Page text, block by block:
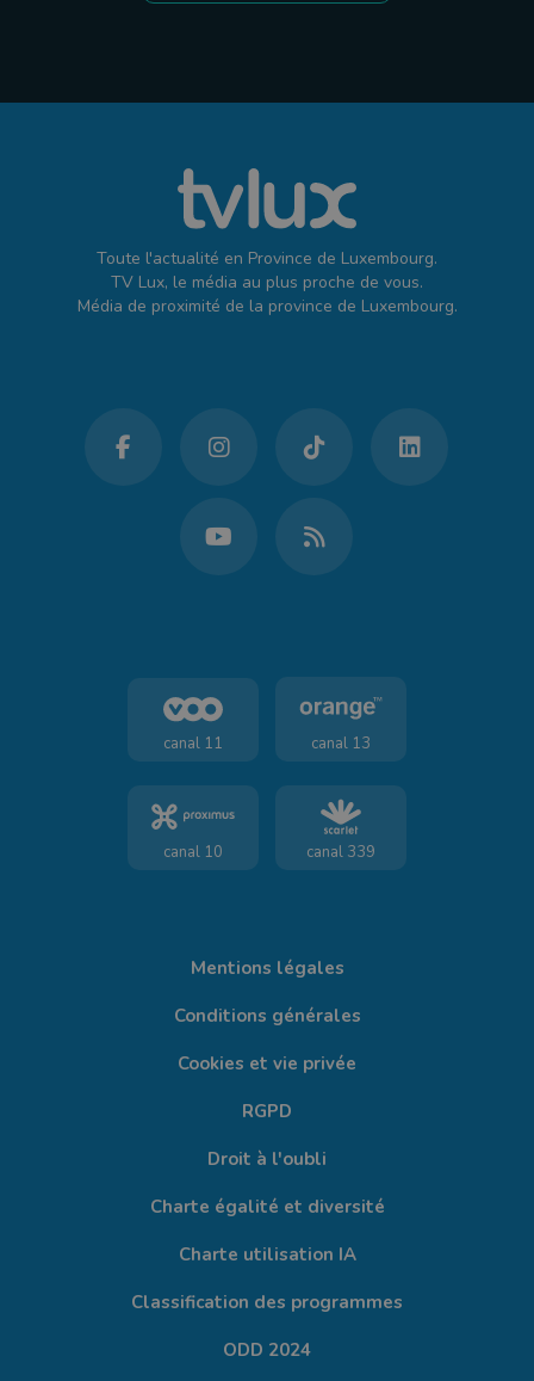
Toute l'actualité en Province de Luxembourg.
TV Lux, le média au plus proche de vous.
Média de proximité de la province de Luxembourg.
canal 11 canal 13
canal 10 canal 339
Mentions légales
Conditions générales
Cookies et vie privée
RGPD
Droit à l'oubli
Charte égalité et diversité
Charte utilisation IA
Classification des programmes
ODD 2024